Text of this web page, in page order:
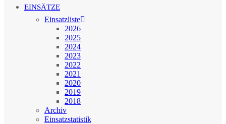
EINSÄTZE
Einsatzliste
2026
2025
2024
2023
2022
2021
2020
2019
2018
Archiv
Einsatzstatistik